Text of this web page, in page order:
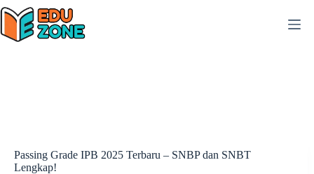
Skip
to
content
Passing Grade IPB 2025 Terbaru – SNBP dan SNBT
Lengkap!